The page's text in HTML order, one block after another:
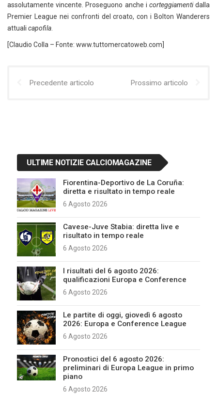
assolutamente vincente. Proseguono anche i corteggiamentidalla
Premier League nei confronti del croato, con i Bolton Wanderers
attuali capofila
[Claudio Colla – Fonte: www.tuttomercatoweb.com]
Precedente articolo Prossimo articolo
ULTIME NOTIZIE CALCIOMAGAZINE
Fiorentina-Deportivo de La Coruña:
diretta e risultato in tempo reale
6 Agosto 2026
Cavese-Juve Stabia: diretta live e
risultato in tempo reale
6 Agosto 2026
I risultati del 6 agosto 2026:
qualificazioni Europa e Conference
6 Agosto 2026
Le partite di oggi, giovedì 6 agosto
2026: Europa e Conference League
6 Agosto 2026
Pronostici del 6 agosto 2026:
preliminari di Europa League in primo
piano
6 Agosto 2026